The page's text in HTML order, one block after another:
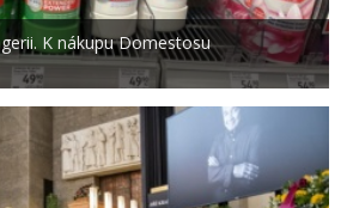
K nákupu Domestosu